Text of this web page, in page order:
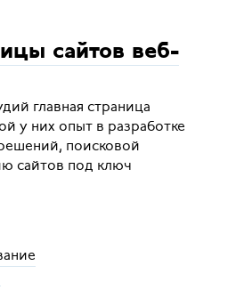
сайтов веб-
главная страница
у них опыт в разработке
поисковой
сайтов под ключ